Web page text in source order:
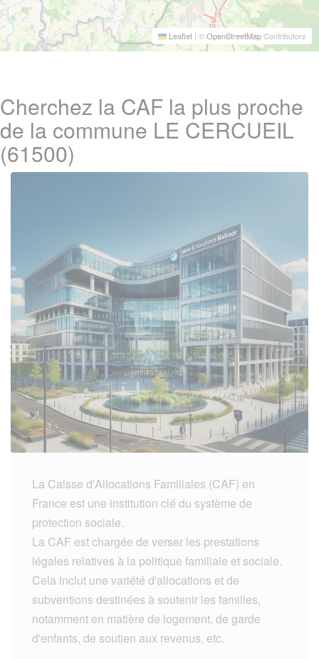
Leaflet | ©OpenStreetMapContributors
Cherchez la CAF la plus proche
de la commune LE CERCUEIL
(61500)
La Caisse d'Allocations Familiales (CAF) en
France est une institution clé du système de
protection sociale.
La CAF est chargée de verser les prestations
légales relatives à la politique familiale et sociale.
Cela inclut une variété d'allocations et de
subventions destinées à soutenir les familles,
notamment en matière de logement, de garde
d'enfants, de soutien aux revenus, etc.